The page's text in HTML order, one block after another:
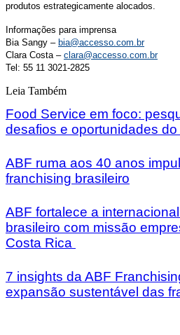
produtos estrategicamente alocados.
Informações para imprensa
Bia Sangy – bia@accesso.com.br
Clara Costa – clara@accesso.com.br
Tel: 55 11 3021-2825
Leia Também
Food Service em foco:
desafios e oportunidades do
ABF ruma aos 40 anos
franchising brasileiro
ABF fortalece a
brasileiro com missão
Costa Rica
7 insights da ABF
expansão sustentável das